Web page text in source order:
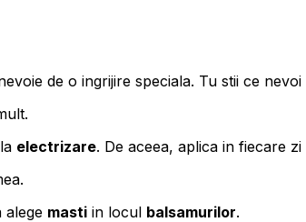
de o ingrijire speciala. Tu stii ce nevoi
electrizare. De aceea, aplica in fiecare
alege masti in locul balsamurilor.